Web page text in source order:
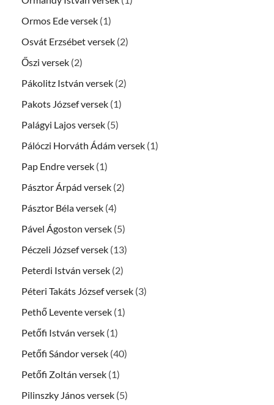
Ormos Ede versek (1)
Osvát Erzsébet versek (2)
Őszi versek (2)
Pákolitz István versek (2)
Pakots József versek (1)
Palágyi Lajos versek (5)
Pálóczi Horváth Ádám versek (1)
Pap Endre versek (1)
Pásztor Árpád versek (2)
Pásztor Béla versek (4)
Pável Ágoston versek (5)
Péczeli József versek (13)
Peterdi István versek (2)
Péteri Takáts József versek (3)
Pethő Levente versek (1)
Petőfi István versek (1)
Petőfi Sándor versek (40)
Petőfi Zoltán versek (1)
Pilinszky János versek (5)